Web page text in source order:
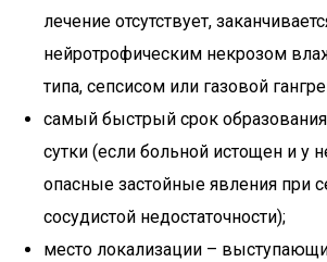
лечение отсутствует,
нейротрофическим некрозом
типа, сепсисом или газовой
самый быстрый срок
сутки (если больной истощен и у
опасные застойные явления при
сосудистой недостаточности);
место локализации –